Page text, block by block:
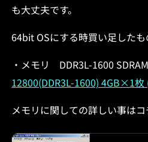
も大丈夫です。
64bit OSにする時買い足したも
・メモリ DDR3L-1600
12800(DDR3L-1600) 4GB×1枚
メモリに関しての詳しい事はコ